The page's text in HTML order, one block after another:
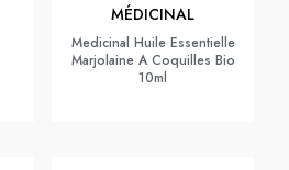
MÉDICINAL
Medicinal Huile Essentielle
Marjolaine A Coquilles Bio
10ml